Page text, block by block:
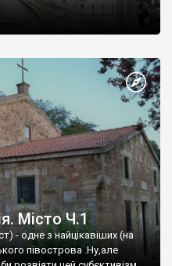
Місто Ч.1
- одне з найцікавіших (на
півострова .Ну,але